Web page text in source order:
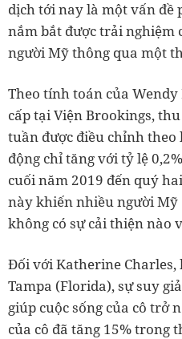
dịch tới nay là một vấn đề
nắm bắt được trải nghiệm
người Mỹ thông qua một
Theo tính toán của Wendy
cấp tại Viện Brookings,
tuần được điều chỉnh theo
động chỉ tăng với tỷ lệ
cuối năm 2019 đến quý
này khiến nhiều người
không có sự cải thiện nào
Đối với Katherine Charles,
Tampa (Florida), sự suy
giúp cuộc sống của cô trở
của cô đã tăng 15% trong